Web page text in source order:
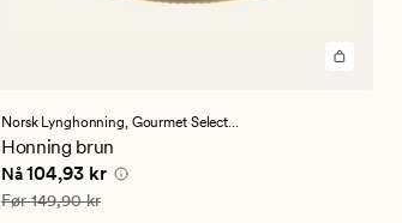
Norsk Lynghonning, Gourmet Selection
Honning brun
Nåværende pris
Nå104,93 kr
Vanlig pris 149,90 kr
Før149,90 kr